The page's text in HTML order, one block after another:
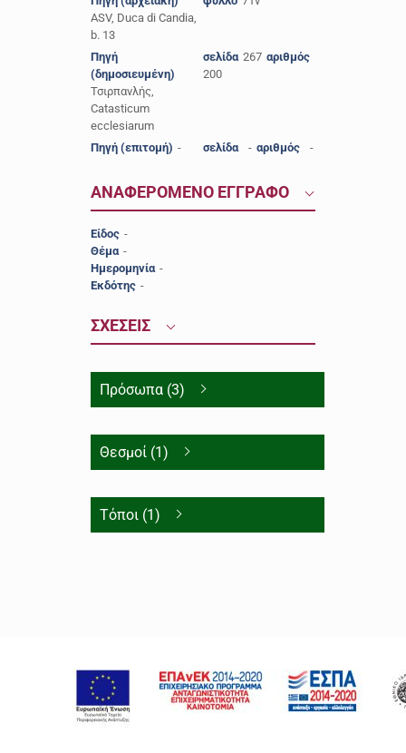
ASV, Duca di Candia,
b. 13
Πηγή
(δημοσιευμένη)
Τσιρπανλής,
Catasticum
ecclesiarum
σελίδα 267 αριθμός
200
Πηγή (επιτομή) - σελίδα - αριθμός -
ΑΝΑΦΕΡΟΜΕΝΟ ΕΓΓΡΑΦΟ
Είδος -
Θέμα -
Ημερομηνία -
Εκδότης -
ΣΧΕΣΕΙΣ
Πρόσωπα (3)
Θεσμοί (1)
Τόποι (1)